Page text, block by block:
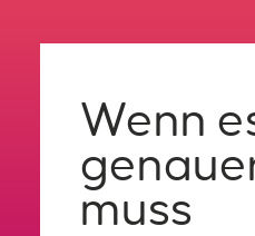
Wenn
muss